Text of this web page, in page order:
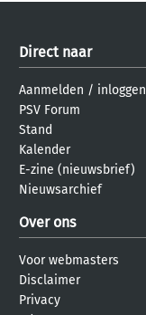
Direct naar
Aanmelden / inloggen
PSV Forum
Stand
Kalender
E-zine (nieuwsbrief)
Nieuwsarchief
Over ons
Voor webmasters
Disclaimer
Privacy